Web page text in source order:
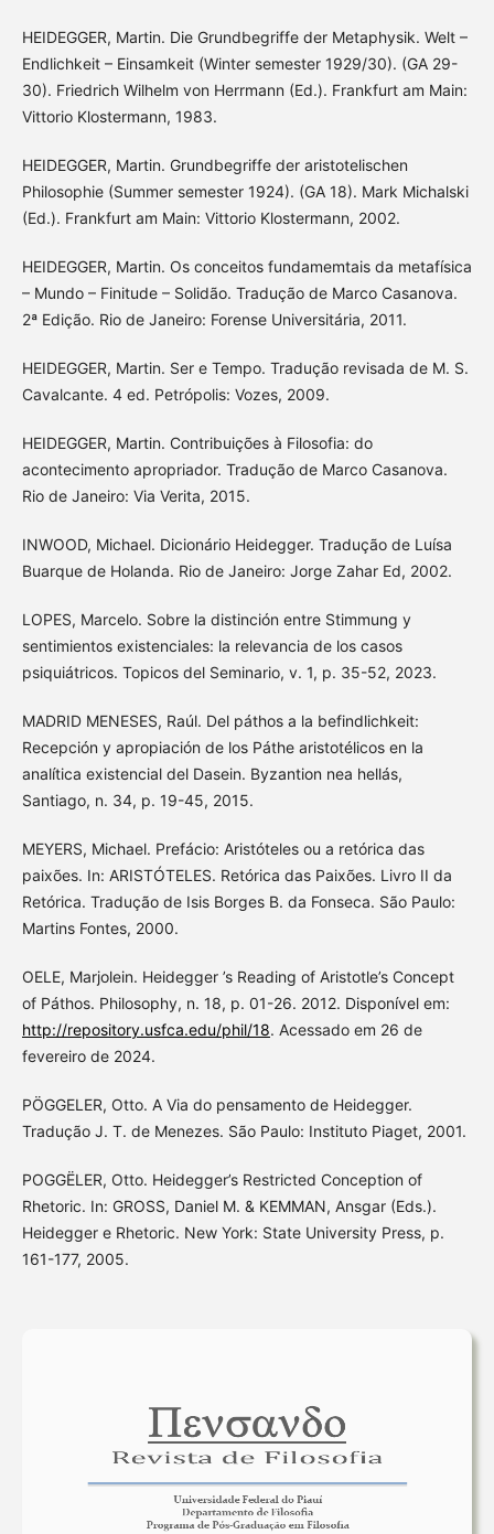
HEIDEGGER, Martin. Die Grundbegriffe der Metaphysik. Welt –
Endlichkeit – Einsamkeit (Winter semester 1929/30). (GA 29-
30). Friedrich Wilhelm von Herrmann (Ed.). Frankfurt am Main:
Vittorio Klostermann, 1983.
HEIDEGGER, Martin. Grundbegriffe der aristotelischen
Philosophie (Summer semester 1924). (GA 18). Mark Michalski
(Ed.). Frankfurt am Main: Vittorio Klostermann, 2002.
HEIDEGGER, Martin. Os conceitos fundamemtais da metafísica
– Mundo – Finitude – Solidão. Tradução de Marco Casanova.
2ª Edição. Rio de Janeiro: Forense Universitária, 2011.
HEIDEGGER, Martin. Ser e Tempo. Tradução revisada de M. S.
Cavalcante. 4 ed. Petrópolis: Vozes, 2009.
HEIDEGGER, Martin. Contribuições à Filosofia: do
acontecimento apropriador. Tradução de Marco Casanova.
Rio de Janeiro: Via Verita, 2015.
INWOOD, Michael. Dicionário Heidegger. Tradução de Luísa
Buarque de Holanda. Rio de Janeiro: Jorge Zahar Ed, 2002.
LOPES, Marcelo. Sobre la distinción entre Stimmung y
sentimientos existenciales: la relevancia de los casos
psiquiátricos. Topicos del Seminario, v. 1, p. 35-52, 2023.
MADRID MENESES, Raúl. Del páthos a la befindlichkeit:
Recepción y apropiación de los Páthe aristotélicos en la
analítica existencial del Dasein. Byzantion nea hellás,
Santiago, n. 34, p. 19-45, 2015.
MEYERS, Michael. Prefácio: Aristóteles ou a retórica das
paixões. In: ARISTÓTELES. Retórica das Paixões. Livro II da
Retórica. Tradução de Isis Borges B. da Fonseca. São Paulo:
Martins Fontes, 2000.
OELE, Marjolein. Heidegger ’s Reading of Aristotle’s Concept
of Páthos. Philosophy, n. 18, p. 01-26. 2012. Disponível em:
http://repository.usfca.edu/phil/18. Acessado em 26 de
fevereiro de 2024.
PÖGGELER, Otto. A Via do pensamento de Heidegger.
Tradução J. T. de Menezes. São Paulo: Instituto Piaget, 2001.
POGGËLER, Otto. Heidegger’s Restricted Conception of
Rhetoric. In: GROSS, Daniel M. & KEMMAN, Ansgar (Eds.).
Heidegger e Rhetoric. New York: State University Press, p.
161-177, 2005.